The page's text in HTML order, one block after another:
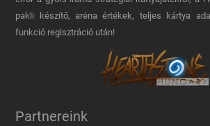
pakli készítő, aréna értékek, teljes kártya
funkció regisztráció után!
Partnereink